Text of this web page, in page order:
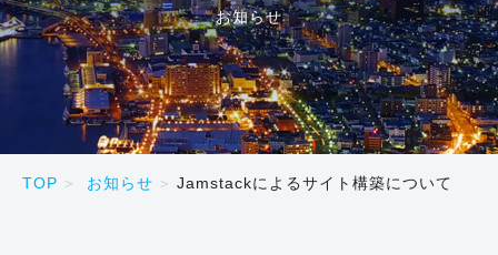
お知らせ
TOP お知らせ Jamstackによるサイト構築について